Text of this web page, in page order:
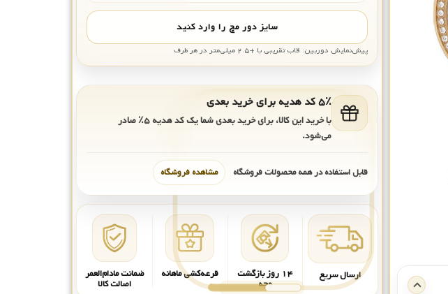
سایز دور مچ را وارد کنید
پیش‌نمایش دوربین: قاب تقریبی با +۲.۵ میلی‌متر در هر طرف
۵٪ کد هدیه برای خرید بعدی
با خرید این کالا، برای خرید بعدی شما یک کد هدیه۵٪ صادر
می‌شود.
قابل استفاده در همه محصولات فروشگاه مشاهده فروشگاه
ارسال سریع ۱۴ روز بازگشت
وجه
قرعه‌کشی ماهانه ضمانت مادام‌العمر
اصالت کالا